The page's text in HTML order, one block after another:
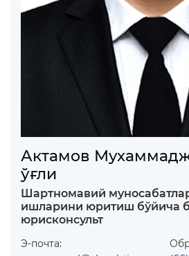
Актамов
ўғли
Шартномавий
ишларини юритиш бўйича
юрисконсульт
Э-почта: